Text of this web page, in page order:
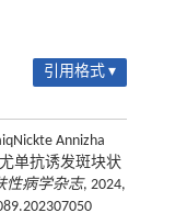
引用格式 ▾
Annizha
单抗诱发斑块状
性病学杂志, 2024,